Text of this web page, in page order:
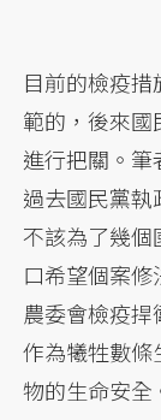
目前的檢疫
範的，後來
進行把關。
過去國民黨
不該為了幾個
口希望個案
農委會檢疫
作為犧牲數條
物的生命安全